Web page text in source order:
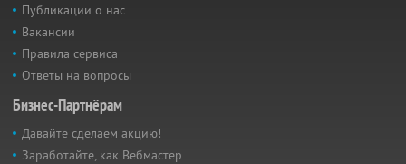
Публикации о нас
Вакансии
Правила сервиса
Ответы на вопросы
Бизнес-Партнёрам
Давайте сделаем акцию!
Заработайте, как Вебмастер